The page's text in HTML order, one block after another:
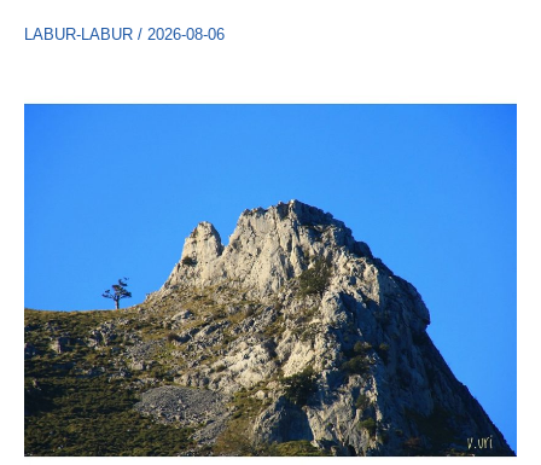
LABUR-LABUR / 2026-08-06